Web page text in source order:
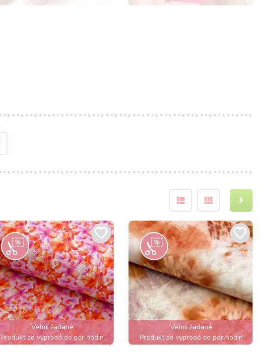
Velmi žádané
Produkt se vyprodá do pár hodin
Velmi žádané
Produkt se vyprodá do pár hodin